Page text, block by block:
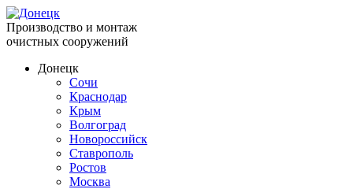
Производство и монтаж
очистных сооружений
Донецк
Сочи
Краснодар
Крым
Волгоград
Новороссийск
Ставрополь
Ростов
Москва